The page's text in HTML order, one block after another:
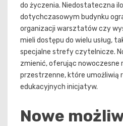
do życzenia. Niedostateczna
dotychczasowym budynku
organizacji warsztatów czy
mieli dostępu do wielu usług,
specjalne strefy czytelnicze.
zmienić, oferując nowoczesne
przestrzenne, które umożliwią
edukacyjnych inicjatyw.
Nowe